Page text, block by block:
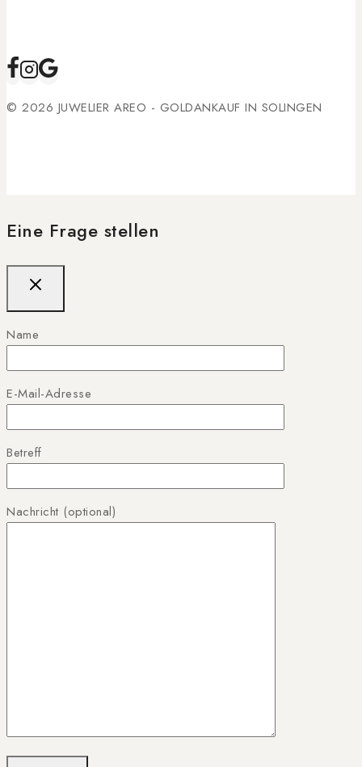
© 2026 JUWELIER AREO - GOLDANKAUF IN SOLINGEN
Eine Frage stellen
Name
E-Mail-Adresse
Betreff
Nachricht (optional)